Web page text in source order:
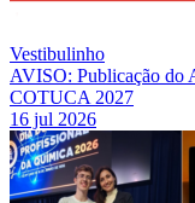
Vestibulinho
AVISO: Publicação do
COTUCA 2027
16 jul 2026